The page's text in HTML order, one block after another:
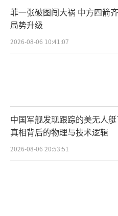
菲一张破图闯大祸 中方四箭
局势升级
2026-08-06 10:41:07
中国军舰发现跟踪的美无人
真相背后的物理与技术逻辑
2026-08-06 20:53:51